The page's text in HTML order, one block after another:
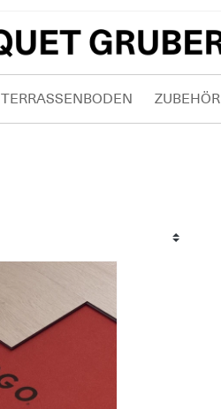
TERRASSENBODEN ZUBEHÖR